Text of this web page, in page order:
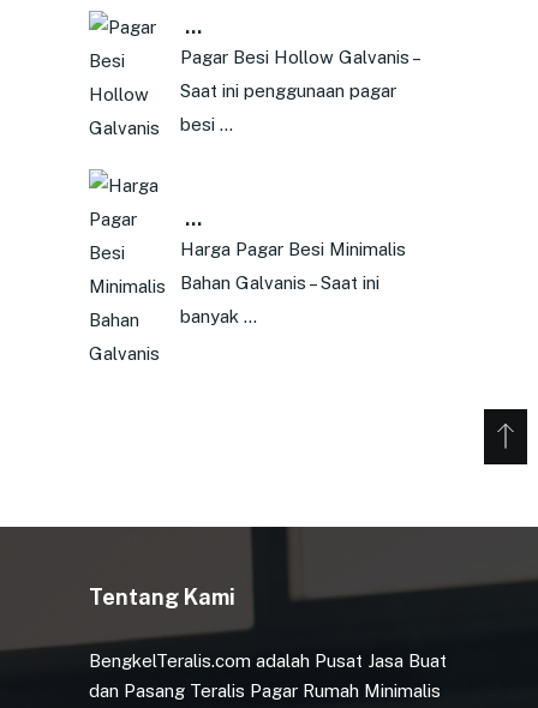
…
Pagar Besi Hollow Galvanis –
Saat ini penggunaan pagar
besi …
…
Harga Pagar Besi Minimalis
Bahan Galvanis – Saat ini
banyak …
Tentang Kami
BengkelTeralis.com adalah Pusat Jasa Buat
dan Pasang Teralis Pagar Rumah Minimalis